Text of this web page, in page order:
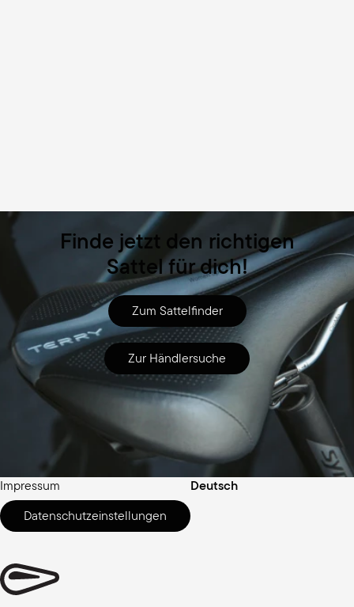
Finde jetzt den richtigen
Sattel für dich!
Zum Sattelfinder
Zur Händlersuche
Datenschutzhinweis
Impressum
Datenschutzeinstellungen
Sprache
Englisch
Deutsch